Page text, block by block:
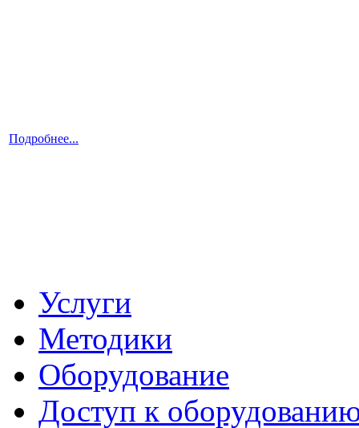
Подробнее...
Услуги
Методики
Оборудование
Доступ к